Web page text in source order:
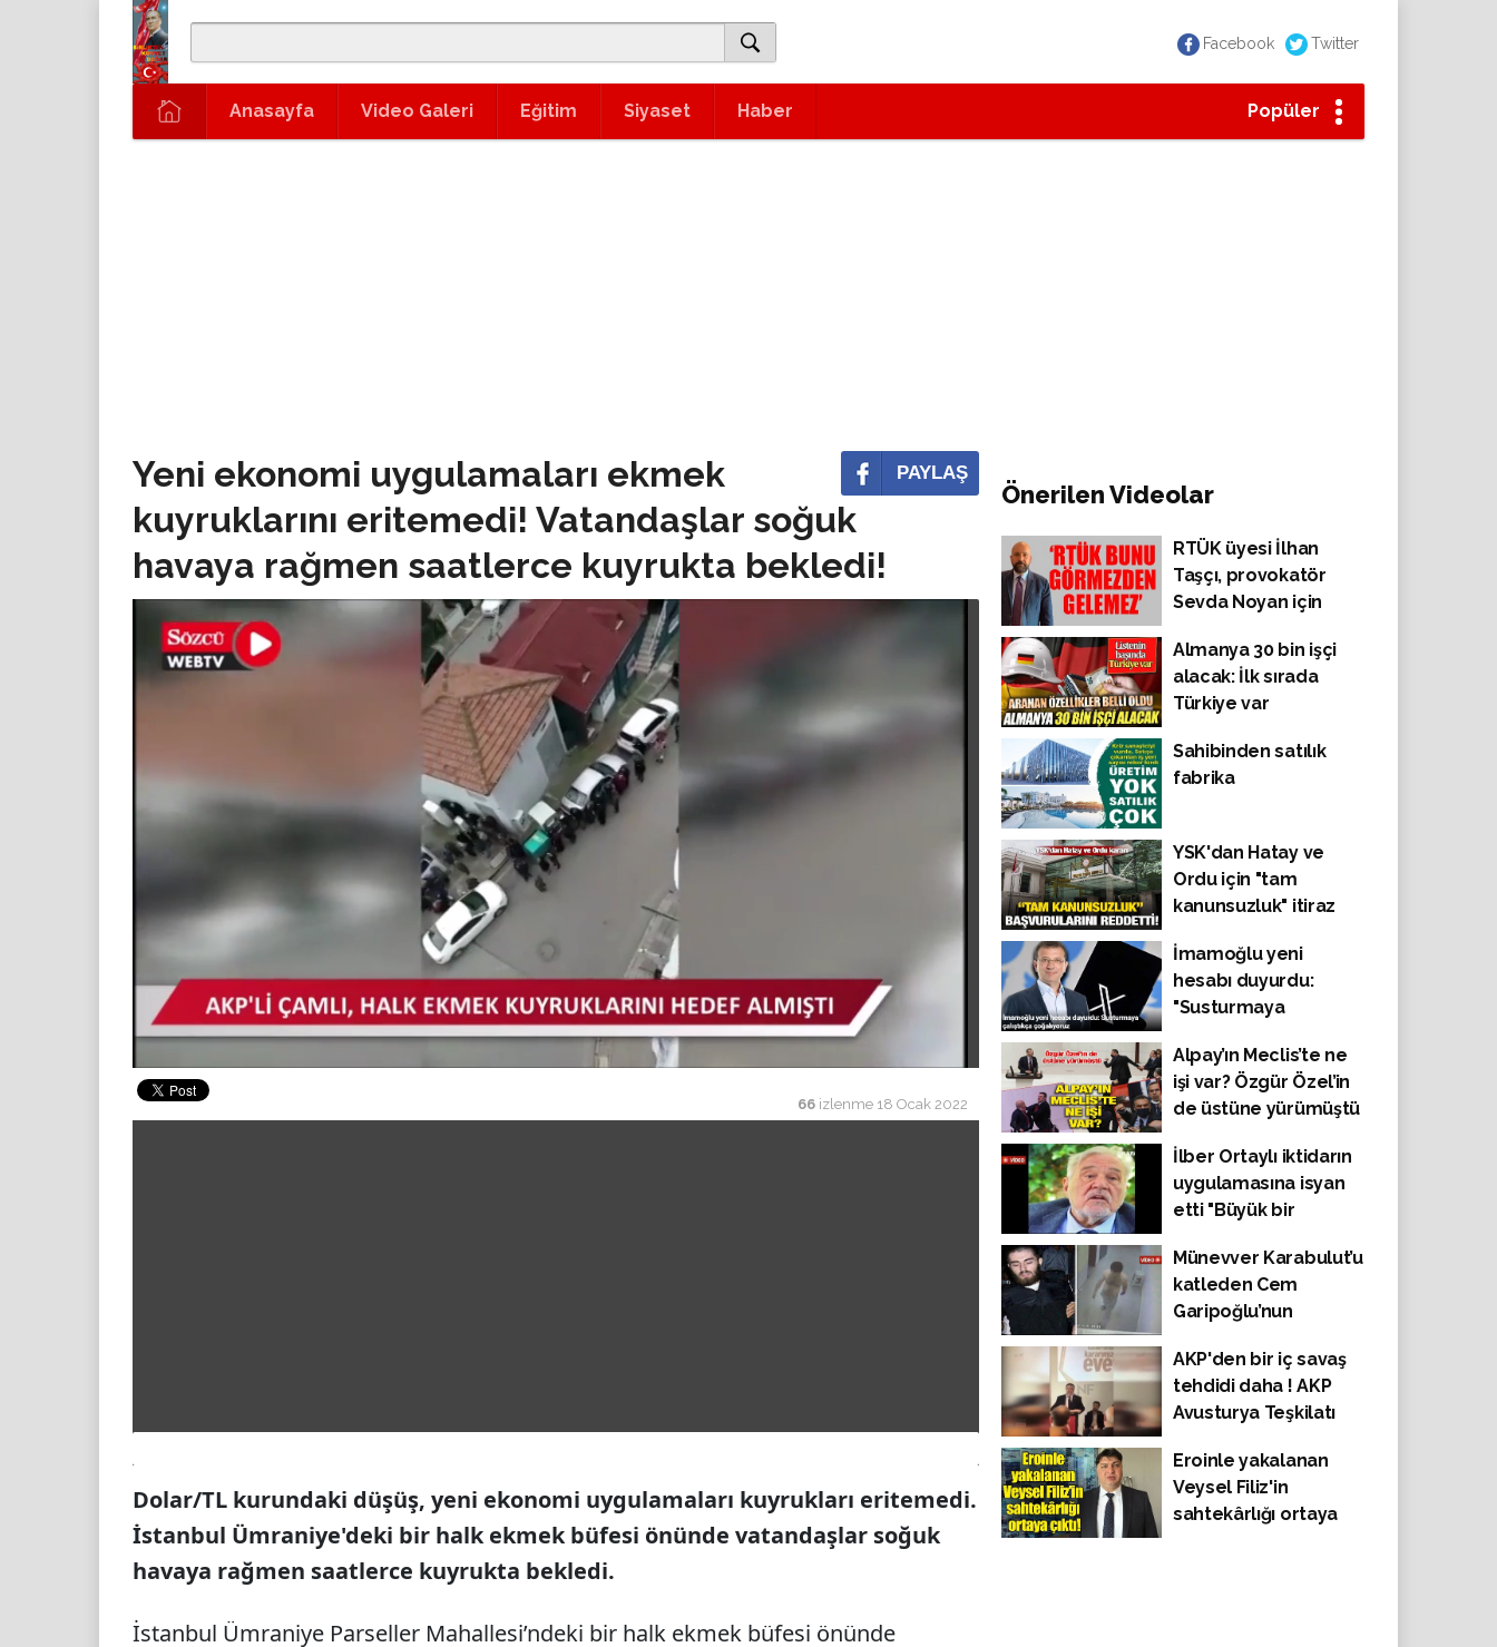
Facebook Twitter
Anasayfa Video Galeri Eğitim Siyaset Haber Popüler
PAYLAŞ
Yeni ekonomi uygulamaları ekmek
kuyruklarını eritemedi! Vatandaşlar soğuk
havaya rağmen saatlerce kuyrukta bekledi!
66 izlenme 18 Ocak 2022
Dolar/TL kurundaki düşüş, yeni ekonomi uygulamaları kuyrukları eritemedi.
İstanbul Ümraniye'deki bir halk ekmek büfesi önünde vatandaşlar soğuk
havaya rağmen saatlerce kuyrukta bekledi.
İstanbul Ümraniye Parseller Mahallesi’ndeki bir halk ekmek büfesi önünde
Önerilen Videolar
RTÜK üyesi İlhan
Taşçı, provokatör
Sevda Noyan için
"RTÜK bunu
görmezden
gelemez"
Almanya 30 bin işçi
alacak: İlk sırada
Türkiye var
Sahibinden satılık
fabrika
YSK'dan Hatay ve
Ordu için "tam
kanunsuzluk" itiraz
reddetti!
İmamoğlu yeni
hesabı duyurdu:
"Susturmaya
çoğalıyoruz"
Alpay’ın Meclis’te ne
işi var? Özgür Özel’in
de üstüne yürümüştü
İlber Ortaylı iktidarın
uygulamasına isyan
etti "Büyük bir
yabancılara mesken
satacak konumda
değil"
Münevver Karabulut’u
katleden Cem
Garipoğlu’nun
görüntüsü ortaya
çıktı
AKP'den bir iç savaş
tehdidi daha ! AKP
Avusturya Teşkilatı
'Referandumda
#Hayır çıkarsa iç
savaş çıkar !'
Eroinle yakalanan
Veysel Filiz'in
sahtekârlığı ortaya